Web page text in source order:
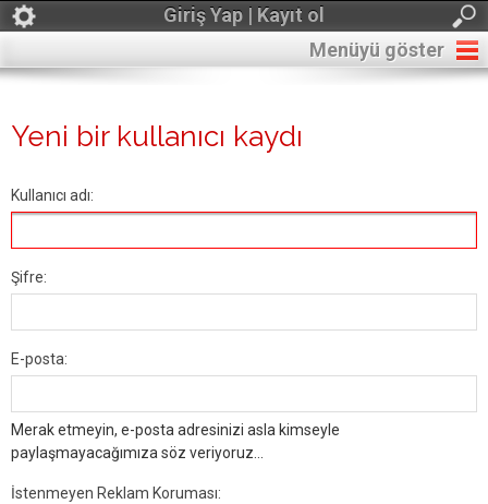
Giriş Yap | Kayıt ol
Menüyü göster
Yeni bir kullanıcı kaydı
Kullanıcı adı:
Şifre:
E-posta:
Merak etmeyin, e-posta adresinizi asla kimseyle
paylaşmayacağımıza söz veriyoruz...
İstenmeyen Reklam Koruması: